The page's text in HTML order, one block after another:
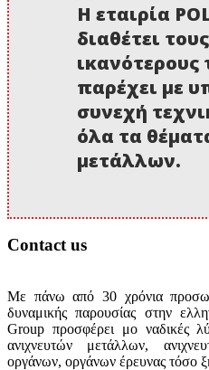
Η εταιρία
διαθέτει
ικανότερους
παρέχει με
συνεχή
όλα τα
μετάλλων.
Contact us
Με πάνω από 30 χρόνια
δυναμικής παρουσίας στην
Group προσφέρει μο ναδικές
ανιχνευτών μετάλλων,
οργάνων, οργάνων έρευνας τόσο